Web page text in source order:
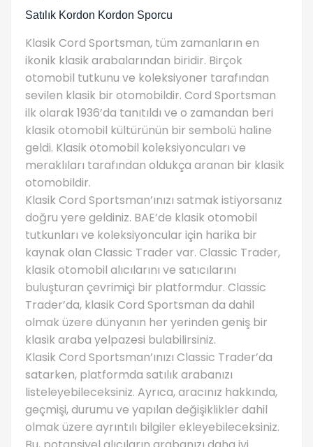
Satılık Kordon Kordon Sporcu
Klasik Cord Sportsman, tüm zamanların en
ikonik klasik arabalarından biridir. Birçok
otomobil tutkunu ve koleksiyoner tarafından
sevilen klasik bir otomobildir. Cord Sportsman
ilk olarak 1936’da tanıtıldı ve o zamandan beri
klasik otomobil kültürünün bir sembolü haline
geldi. Klasik otomobil koleksiyoncuları ve
meraklıları tarafından oldukça aranan bir klasik
otomobildir.
Klasik Cord Sportsman’ınızı satmak istiyorsanız
doğru yere geldiniz. BAE’de klasik otomobil
tutkunları ve koleksiyoncular için harika bir
kaynak olan Classic Trader var. Classic Trader,
klasik otomobil alıcılarını ve satıcılarını
buluşturan çevrimiçi bir platformdur. Classic
Trader’da, klasik Cord Sportsman da dahil
olmak üzere dünyanın her yerinden geniş bir
klasik araba yelpazesi bulabilirsiniz.
Klasik Cord Sportsman’ınızı Classic Trader’da
satarken, platformda satılık arabanızı
listeleyebileceksiniz. Ayrıca, aracınız hakkında,
geçmişi, durumu ve yapılan değişiklikler dahil
olmak üzere ayrıntılı bilgiler ekleyebileceksiniz.